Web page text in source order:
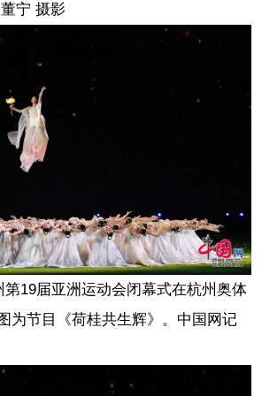
宁 摄影
第19届亚洲运动会闭幕式在杭州奥体
为节目《荷桂共生辉》。中国网记